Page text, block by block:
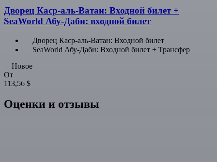
Дворец Каср-аль-Ватан: Входной билет +
SeaWorld Абу-Даби: входной билет
Дворец Каср-аль-Ватан: Входной билет
SeaWorld Абу-Даби: Входной билет + Трансфер
Новое
От
113,56 $
Оценки и отзывы